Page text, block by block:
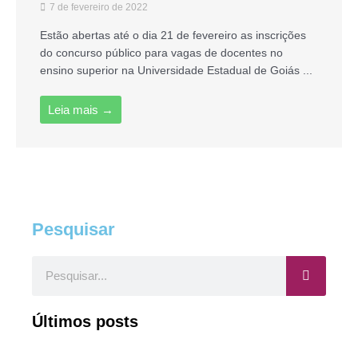
7 de fevereiro de 2022
Estão abertas até o dia 21 de fevereiro as inscrições
do concurso público para vagas de docentes no
ensino superior na Universidade Estadual de Goiás ...
Leia mais →
Pesquisar
Últimos posts